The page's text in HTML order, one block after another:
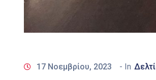
17 Νοεμβρίου, 2023 - In